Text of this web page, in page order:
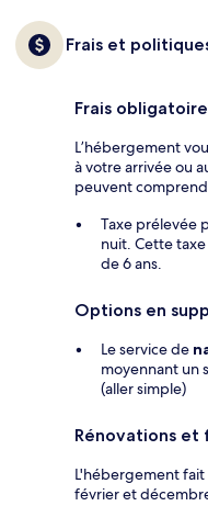
Frais et
Frais
L’hébergement
à votre arrivée ou
peuvent
Taxe prélevée
nuit. Cette
de 6 ans.
Options en
Le service de
moyennant un
(aller simple)
Rénovations et
L'hébergement
février et